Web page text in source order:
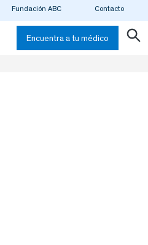
Fundación ABC Contacto
Encuentra a tu médico